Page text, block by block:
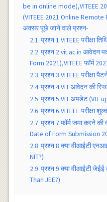
be in online mode),VITEEE
(VITEEE 2021 Online
अक्सर पूछे जाने वाले प्रश्न-
2.1 प्रश्न:1.VITEEE परीक्षा
2.2 प्रश्न:2.vit.ac.in आवेदन
Form 2021),VITEEE फॉर्म
2.3 प्रश्न:3.VITEEE परीक्षा
2.4 प्रश्न:4.VIT आवेदन की
2.5 प्रश्न:5.VIT अपडेट (VIT
2.6 प्रश्न:6.VITEEE परीक्षा
2.7 प्रश्न:7.फॉर्म जमा करने की
Date of Form Submission
2.8 प्रश्न:8.क्या वीआईटी
NIT?)
2.9 प्रश्न:9.क्या वीआईटी
Than JEE?)